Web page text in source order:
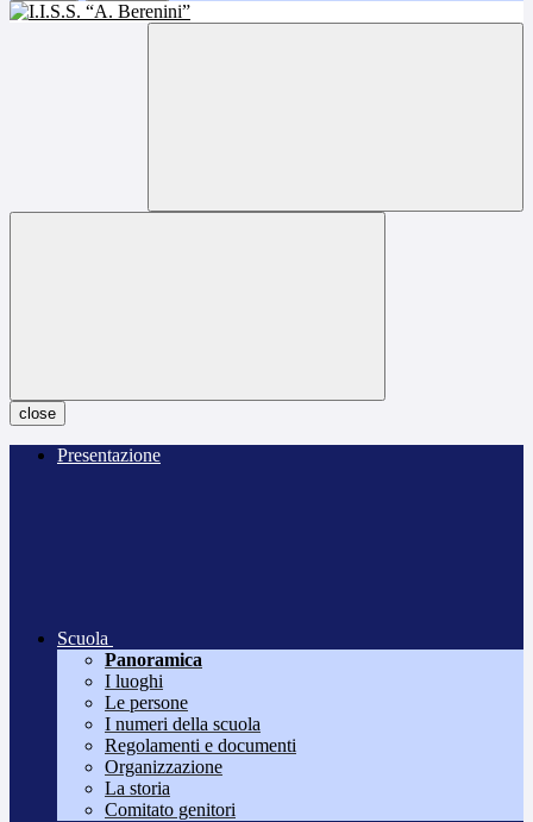
close
Presentazione
Scuola
Panoramica
I luoghi
Le persone
I numeri della scuola
Regolamenti e documenti
Organizzazione
La storia
Comitato genitori